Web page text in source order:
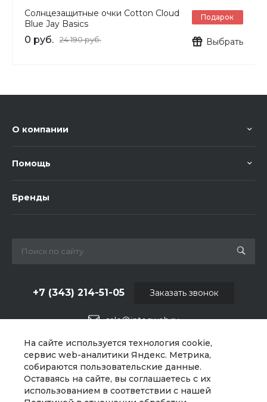
На сайте используется технология cookie,
сервис web-аналитики Яндекс. Метрика,
собираются пользовательские данные.
Оставаясь на сайте, вы соглашаетесь с их
использованием в соответствии с нашей
Солнцезащитные очки Cotton Cloud
Blue Jay Basics
0 руб. 24 190 руб.
Подарок
Выбрать
О компании
Помощь
Бренды
sale@intecweb.ru
+7 (343) 214-51-05
г. Екатеринбург, Варшавское ш., 159, оф 206
Заказать звонок